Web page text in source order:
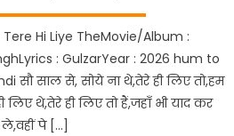
Hi Liye TheMovie/Album :
: GulzarYear : 2026 hum to
सौ साल से, सोये ना थे,तेरे ही लिए तो,हम
लिए थे,तेरे ही लिए तो हैं,जहाँ भी याद कर
ले,वहीं पे […]